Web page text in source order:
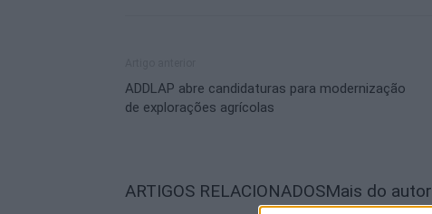
ADDLAP abre candidaturas para modernização
de explorações agrícolas
ARTIGOS RELACIONADOSMais do autor